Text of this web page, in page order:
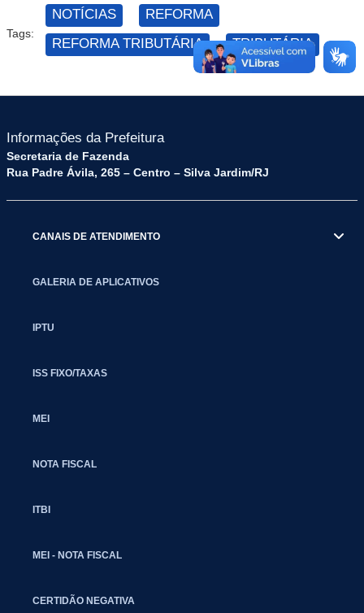
Tags:
NOTÍCIAS
REFORMA
REFORMA TRIBUTÁRIA
TRIBUTÁRIA
Informações da Prefeitura
Secretaria de Fazenda
Rua Padre Ávila, 265 – Centro – Silva Jardim/RJ
CANAIS DE ATENDIMENTO
GALERIA DE APLICATIVOS
IPTU
ISS FIXO/TAXAS
MEI
NOTA FISCAL
ITBI
MEI - NOTA FISCAL
CERTIDÃO NEGATIVA